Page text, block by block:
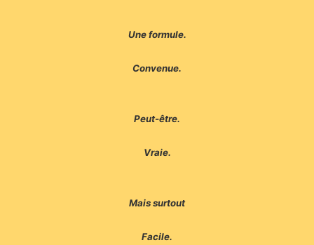
Une formule.
Convenue.
Peut-être.
Vraie.
Mais surtout
Facile.